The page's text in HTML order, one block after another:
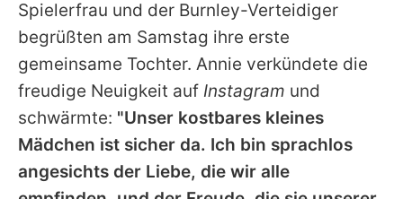
Jobs
App runterladen
Team
Redaktionelle Richtlinien
Impressum
Spielerfrau und der Burnley-Verteidiger
begrüßten am Samstag ihre erste
gemeinsame Tochter. Annie verkündete die
freudige Neuigkeit auf Instagram und
schwärmte: "Unser kostbares kleines
Mädchen ist sicher da. Ich bin sprachlos
angesichts der Liebe, die wir alle